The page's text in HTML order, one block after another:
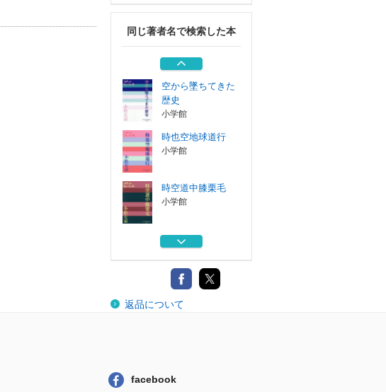
同じ著者名で検索した本
超ＳＦ創作マニュ
アル
ゲンロン
空から墜ちてきた
歴史
小学館
時也空地球道行
小学館
時空道中膝栗毛
小学館
平和と愚かさ
超ＳＦ創作マニュ
アル
返品について
facebook